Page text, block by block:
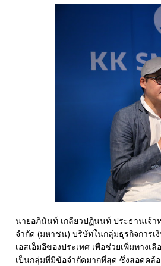
นายอภินันท์ เกลียวปฏินนท์ ประธานเจ้
จำกัด (มหาชน) บริษัทในกลุ่มธุรกิจการ
เอสเอ็มอีของประเทศ เพื่อช่วยเพิ่มทาง
เป็นกลุ่มที่มีข้อจำกัดมากที่สุด ซึ่งสอดคล้อ